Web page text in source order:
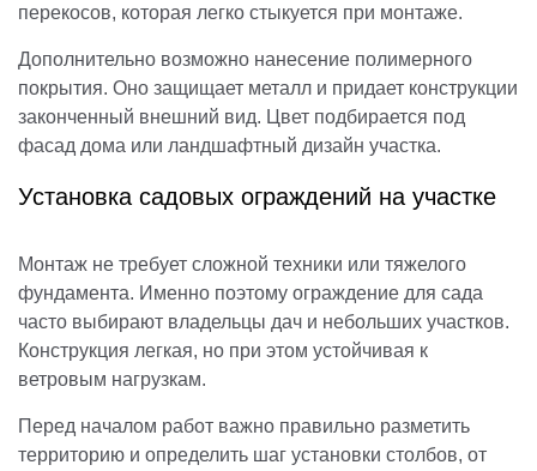
перекосов, которая легко стыкуется при монтаже.
Дополнительно возможно нанесение полимерного
покрытия. Оно защищает металл и придает конструкции
законченный внешний вид. Цвет подбирается под
фасад дома или ландшафтный дизайн участка.
Установка садовых ограждений на участке
Монтаж не требует сложной техники или тяжелого
фундамента. Именно поэтому ограждение для сада
часто выбирают владельцы дач и небольших участков.
Конструкция легкая, но при этом устойчивая к
ветровым нагрузкам.
Перед началом работ важно правильно разметить
территорию и определить шаг установки столбов, от